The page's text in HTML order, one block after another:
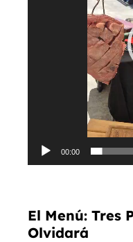
00:00
El Menú: Tres
Olvidará